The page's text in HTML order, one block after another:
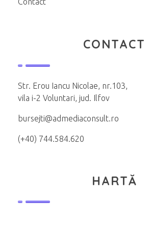
CONTACT
Str. Erou Iancu Nicolae, nr.103,
vila i-2 Voluntari, jud. Ilfov
bursejti@admediaconsult.ro
(+40) 744.584.620
HARTĂ